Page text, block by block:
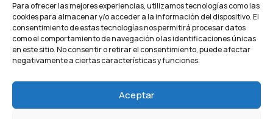
Para ofrecer las mejores experiencias, utilizamos tecnologías como las
cookies para almacenar y/o acceder a la información del dispositivo. El
consentimiento de estas tecnologías nos permitirá procesar datos
como el comportamiento de navegación o las identificaciones únicas
en este sitio. No consentir o retirar el consentimiento, puede afectar
negativamente a ciertas características y funciones.
Aceptar